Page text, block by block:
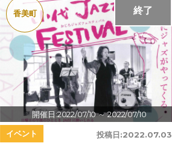
開催日:2022/07/10～ 2022/07/10
終了
香美町
投稿日:2022.07.03
イベント